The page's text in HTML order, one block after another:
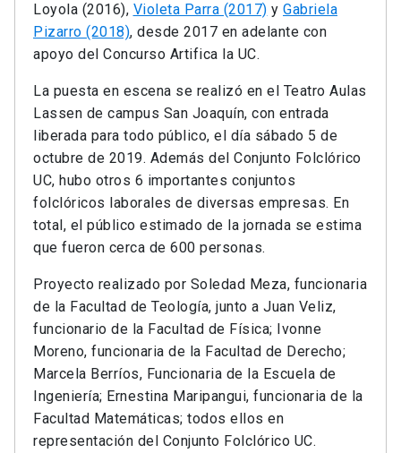
Loyola (2016), Violeta Parra (2017) y Gabriela
Pizarro (2018), desde 2017 en adelante con
apoyo del Concurso Artifica la UC.
La puesta en escena se realizó en el Teatro Aulas
Lassen de campus San Joaquín, con entrada
liberada para todo público, el día sábado 5 de
octubre de 2019. Además del Conjunto Folclórico
UC, hubo otros 6 importantes conjuntos
folclóricos laborales de diversas empresas. En
total, el público estimado de la jornada se estima
que fueron cerca de 600 personas.
Proyecto realizado por Soledad Meza, funcionaria
de la Facultad de Teología, junto a Juan Veliz,
funcionario de la Facultad de Física; Ivonne
Moreno, funcionaria de la Facultad de Derecho;
Marcela Berríos, Funcionaria de la Escuela de
Ingeniería; Ernestina Maripangui, funcionaria de la
Facultad Matemáticas; todos ellos en
representación del Conjunto Folclórico UC.